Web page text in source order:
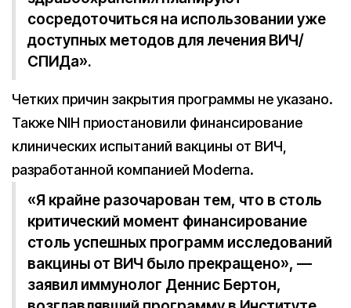
сосредоточиться на использовании уже
доступных методов для лечения ВИЧ/
СПИДа».
Четких причин закрытия программы не указано.
Также NIH приостановили финансирование
клинических испытаний вакцины от ВИЧ,
разработанной компанией Moderna.
«Я крайне разочарован тем, что в столь
критический момент финансирование
столь успешных программ исследований
вакцины от ВИЧ было прекращено», —
заявил иммунолог Деннис Бертон,